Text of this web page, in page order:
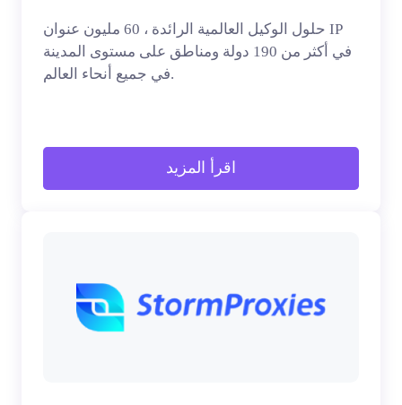
حلول الوكيل العالمية الرائدة ، 60 مليون عنوان IP
في أكثر من 190 دولة ومناطق على مستوى المدينة
في جميع أنحاء العالم.
اقرأ المزيد